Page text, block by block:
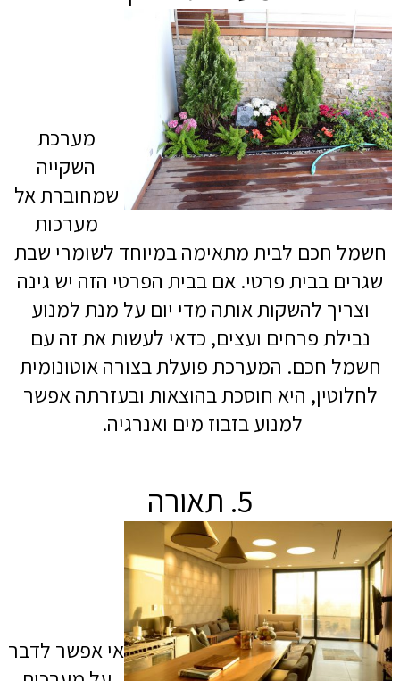
מערכת
השקייה
שמחוברת אל
מערכות
חשמל חכם לבית מתאימה במיוחד לשומרי שבת
שגרים בבית פרטי. אם בבית הפרטי הזה יש גינה
וצריך להשקות אותה מדי יום על מנת למנוע
נבילת פרחים ועצים, כדאי לעשות את זה עם
חשמל חכם. המערכת פועלת בצורה אוטונומית
לחלוטין, היא חוסכת בהוצאות ובעזרתה אפשר
למנוע בזבוז מים ואנרגיה.
5. תאורה
אי אפשר לדבר